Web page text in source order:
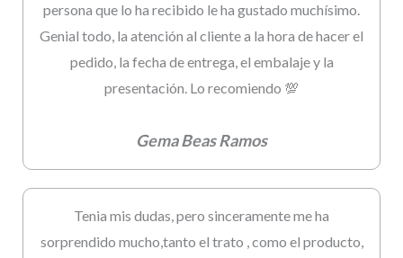
persona que lo ha recibido le ha gustado muchísimo.
Genial todo, la atención al cliente a la hora de hacer el
pedido, la fecha de entrega, el embalaje y la
presentación. Lo recomiendo 💯
Gema Beas Ramos
Tenia mis dudas, pero sinceramente me ha
sorprendido mucho,tanto el trato , como el producto,